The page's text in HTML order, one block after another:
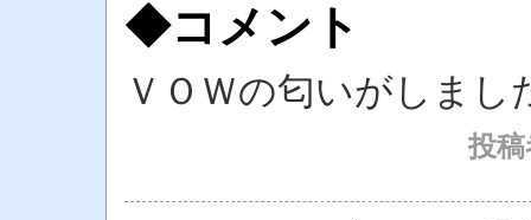
◆コメント
ＶＯＷの匂いがしまし
投